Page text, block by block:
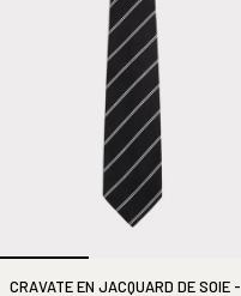
CRAVATE EN JACQUARD DE SOIE -